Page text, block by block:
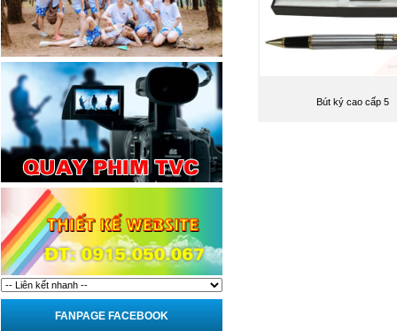
FANPAGE FACEBOOK
Bút ký cao cấp 5